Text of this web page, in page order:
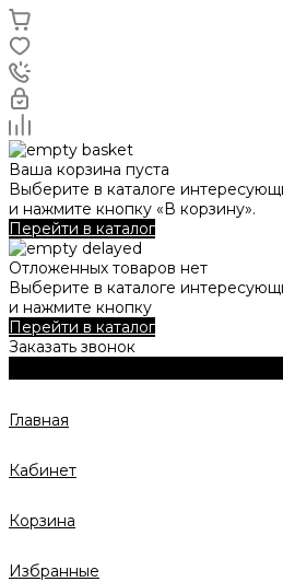
Ваша корзина пуста
Выберите в каталоге
и нажмите кнопку «В корзину».
Перейти в каталог
Отложенных товаров нет
Выберите в каталоге
и нажмите кнопку
Перейти в каталог
Заказать звонок
Главная
Кабинет
Корзина
Избранные